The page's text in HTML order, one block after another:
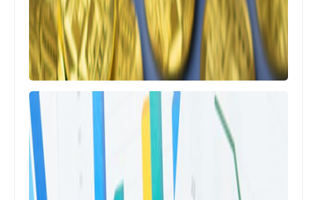
التجارة الاكترونية
كيفية الربح من فوركس: شرح كامل
بالخطوات